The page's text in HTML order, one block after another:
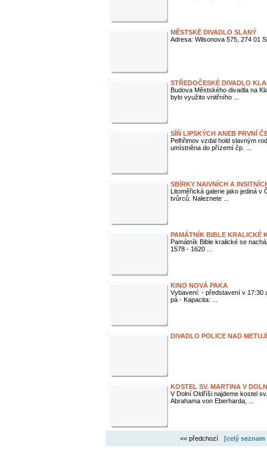
MĚSTSKÉ DIVADLO SLANÝ
Adresa: Wilsonova 575, 274 01
STŘEDOČESKÉ DIVADLO
Budova Městského divadla na
bylo využito vnitřního ...
SÍŇ LIPSKÝCH ANEB PRVNÍ
Pelhřimov vzdal hold slavným
umístněna do přízemí čp. ...
SBÍRKY NAIVNÍCH A
Litoměřická galerie jako jediná v
tvůrců. Naleznete ...
PAMÁTNÍK BIBLE KRALICKÉ
Památník Bible kralické se
1578 - 1620 ...
KINO NOVÁ PAKA
Vybavení: - představení v 17:30
pá - Kapacita: ...
DIVADLO POLICE NAD METUJÍ
KOSTEL SV. MARTINA V
V Dolní Oldříši najdeme kostel
Abrahama von Eberharda, ...
<< předchozí [celý seznam